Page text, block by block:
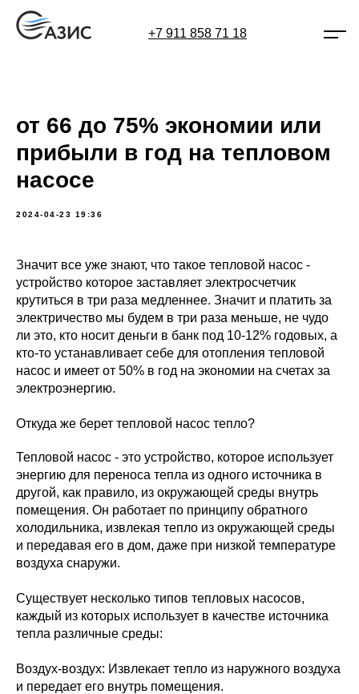
+7 911 858 71 18
от 66 до 75% экономии или
прибыли в год на тепловом
насосе
2024-04-23 19:36
Значит все уже знают, что такое тепловой насос -
устройство которое заставляет электросчетчик
крутиться в три раза медленнее. Значит и платить за
электричество мы будем в три раза меньше, не чудо
ли это, кто носит деньги в банк под 10-12% годовых, а
кто-то устанавливает себе для отопления тепловой
насос и имеет от 50% в год на экономии на счетах за
электроэнергию.
Откуда же берет тепловой насос тепло?
Тепловой насос - это устройство, которое использует
энергию для переноса тепла из одного источника в
другой, как правило, из окружающей среды внутрь
помещения. Он работает по принципу обратного
холодильника, извлекая тепло из окружающей среды
и передавая его в дом, даже при низкой температуре
воздуха снаружи.
Существует несколько типов тепловых насосов,
каждый из которых использует в качестве источника
тепла различные среды:
Воздух-воздух: Извлекает тепло из наружного воздуха
и передает его внутрь помещения.